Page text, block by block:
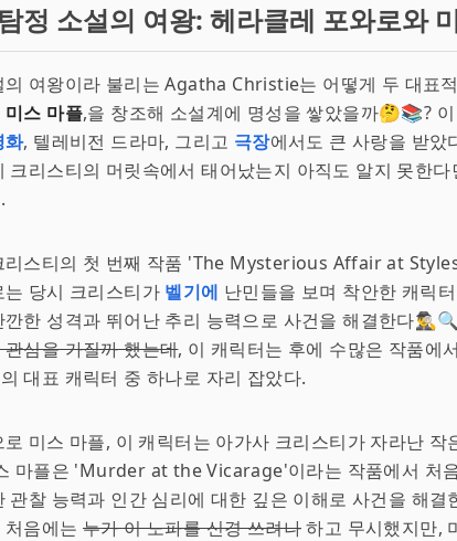
탐정 소설의 여왕: 헤라클레 포와로와
의 여왕이라 불리는 Agatha Christie는 어떻게 두 대표
미스 마플,을 창조해 소설계에 명성을 쌓았을까🤔📚?
화, 텔레비전 드라마, 그리고 극장에서도 큰 사랑을 받았
크리스티의 머릿속에서 태어났는지 아직도 알지 못한
리스티의 첫 번째 작품 'The Mysterious Affair at
는 당시 크리스티가 벨기에 난민들을 보며 착안한 캐릭
깐한 성격과 뛰어난 추리 능력으로 사건을 해결한다
심을 가질까 했는데, 이 캐릭터는 후에 수많은 작품에
대표 캐릭터 중 하나로 자리 잡았다.
로 미스 마플, 이 캐릭터는 아가사 크리스티가 자라난 작
마플은 'Murder at the Vicarage'이라는 작품에서 처
관찰 능력과 인간 심리에 대한 깊은 이해로 사건을 해
음에는 누가 이 노파를 신경 쓰려나하고 무시했지만,